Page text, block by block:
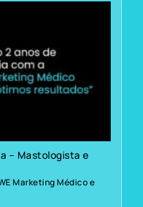
– Mastologista e
Marketing Médico e